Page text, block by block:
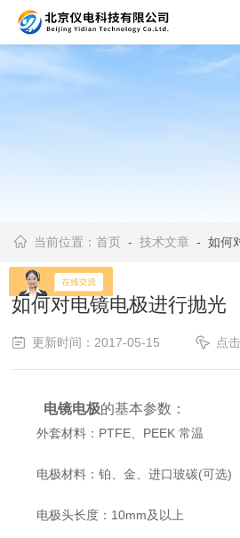
当前位置：首页 -技术文章 - 如何
如何对电镜电极进行抛光
更新时间：2017-05-15 点
电镜电极的基本参数：
外套材料：PTFE、PEEK 常温
电极材料：铂、金、进口玻碳(可选)
电极头长度：10mm及以上